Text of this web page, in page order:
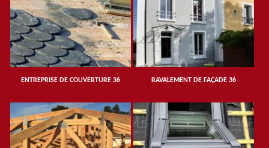
ENTREPRISE DE COUVERTURE 36 RAVALEMENT DE FAÇADE 36